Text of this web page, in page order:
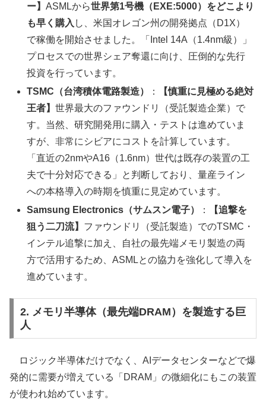
ー】ASMLから世界第1号機（EXE:5000）をどこより
も早く購入 し、米国オレゴン州の開発拠点（D1X）
で稼働を開始させました。「Intel 14A（1.4nm級）」
プロセスでの世界シェア奪還に向け、圧倒的な先行
投資を行っています。
TSMC（台湾積体電路製造）
：
【慎重に見極める絶対
王者】世界最大のファウンドリ（受託製造企業）で
す。当然、研究開発用に購入・テストは進めていま
すが、非常にシビアにコストを計算しています。
「直近の2nmやA16（1.6nm）世代は既存の装置の工
夫で十分対応できる」と判断しており、量産ライン
への本格導入の時期を慎重に見定めています。
Samsung Electronics（サムスン電子）
：
【追撃を
狙う二刀流】 ファウンドリ（受託製造）でのTSMC・
インテル追撃に加え、自社の最先端メモリ製造の両
方で活用するため、ASMLとの協力を強化して導入を
進めています。
2. メモリ半導体（最先端DRAM）を製造する巨
人
ロジック半導体だけでなく、AIデータセンターなどで爆
発的に需要が増えている「DRAM」の微細化にもこの装置
が使われ始めています。